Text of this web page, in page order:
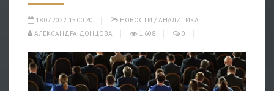
18.07.2022 15:00:20 НОВОСТИ / АНАЛИТИКА
АЛЕКСАНДРА ДОНЦОВА
1 608 0